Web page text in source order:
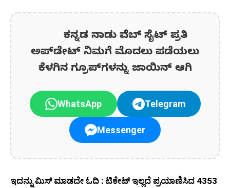
ಕನ್ನಡ ನಾಡು ವೆಬ್ ಸೈಟ್ ಪ್ರತಿ
ಅಪ್‌ಡೇಟ್‌ ನಿಮಗೆ ಮೊದಲು ಪಡೆಯಲು
ಕೆಳಗಿನ ಗ್ರೂಪ್‌ಗಳನ್ನು ಜಾಯಿನ್ ಆಗಿ
WhatsApp Telegram
Messenger
ಇದನ್ನು ಮಿಸ್ ಮಾಡದೇ ಓದಿ : ಟಿಕೇಟ್ ಇಲ್ಲದೆ ಪ್ರಯಾಣಿಸಿದ 4353